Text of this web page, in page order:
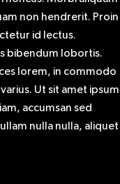
non hendrerit. Proin
id lectus.
bibendum lobortis.
lorem, in commodo
Ut sit amet ipsum
accumsan sed
nulla nulla, aliquet